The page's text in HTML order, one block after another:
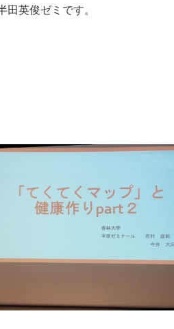
田英俊ゼミです。